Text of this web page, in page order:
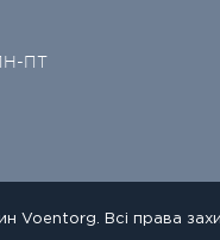
ПТ
Voentorg. Всі права